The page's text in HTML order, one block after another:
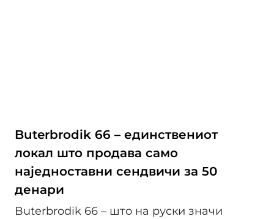
Buterbrodik 66 – единствениот
локал што продава само
наједноставни сендвичи за 50
денари
Buterbrodik 66 – што на руски значи